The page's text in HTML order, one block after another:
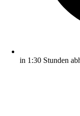
in 1:30 Stunden